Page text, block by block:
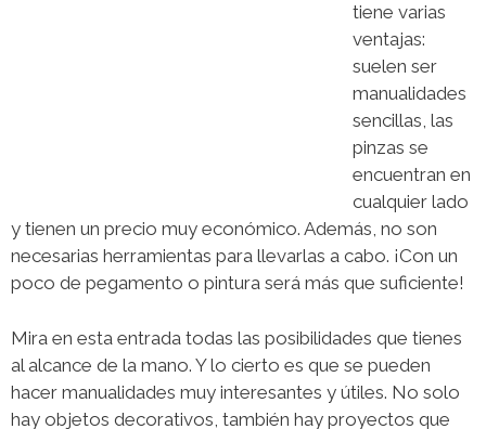
tiene varias
ventajas:
suelen ser
manualidades
sencillas, las
pinzas se
encuentran en
cualquier lado
y tienen un precio muy económico. Además, no son
necesarias herramientas para llevarlas a cabo. ¡Con un
poco de pegamento o pintura será más que suficiente!
Mira en esta entrada todas las posibilidades que tienes
al alcance de la mano. Y lo cierto es que se pueden
hacer manualidades muy interesantes y útiles. No solo
hay objetos decorativos, también hay proyectos que